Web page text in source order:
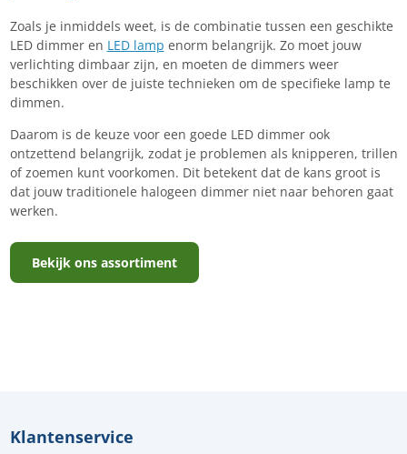
Zoals je inmiddels weet, is de combinatie tussen een geschikte
LED dimmer en LED lamp enorm belangrijk. Zo moet jouw
verlichting dimbaar zijn, en moeten de dimmers weer
beschikken over de juiste technieken om de specifieke lamp te
dimmen.
Daarom is de keuze voor een goede LED dimmer ook
ontzettend belangrijk, zodat je problemen als knipperen, trillen
of zoemen kunt voorkomen. Dit betekent dat de kans groot is
dat jouw traditionele halogeen dimmer niet naar behoren gaat
werken.
Bekijk ons assortiment
Klantenservice